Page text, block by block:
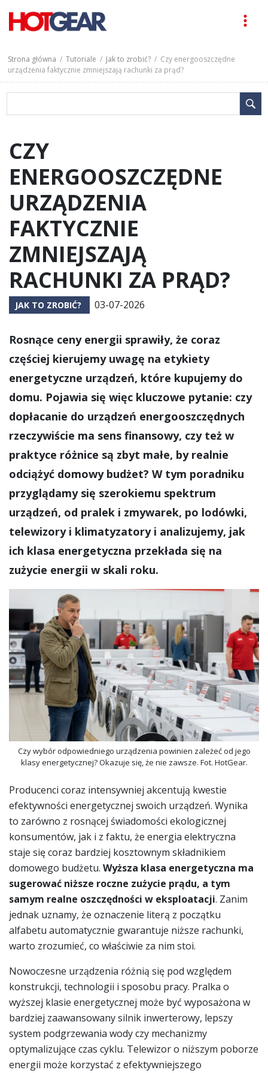
Strona główna /Tutoriale / Jak to zrobić? / Czy energooszczędne
urządzenia faktycznie zmniejszają rachunki za prąd?
CZY
ENERGOOSZCZĘDNE
URZĄDZENIA
FAKTYCZNIE
ZMNIEJSZAJĄ
RACHUNKI ZA PRĄD?
JAK TO ZROBIĆ? 03-07-2026
Rosnące ceny energii sprawiły, że coraz
częściej kierujemy uwagę na etykiety
energetyczne urządzeń, które kupujemy do
domu. Pojawia się więc kluczowe pytanie: czy
dopłacanie do urządzeń energooszczędnych
rzeczywiście ma sens finansowy, czy też w
praktyce różnice są zbyt małe, by realnie
odciążyć domowy budżet? W tym poradniku
przyglądamy się szerokiemu spektrum
urządzeń, od pralek i zmywarek, po lodówki,
telewizory i klimatyzatory i analizujemy, jak
ich klasa energetyczna przekłada się na
zużycie energii w skali roku.
Czy wybór odpowiedniego urządzenia powinien zależeć od jego
klasy energetycznej? Okazuje się, że nie zawsze. Fot. HotGear.
Producenci coraz intensywniej akcentują kwestie
efektywności energetycznej swoich urządzeń. Wynika
to zarówno z rosnącej świadomości ekologicznej
konsumentów, jak i z faktu, że energia elektryczna
staje się coraz bardziej kosztownym składnikiem
domowego budżetu. Wyższa klasa energetyczna ma
sugerować niższe roczne zużycie prądu, a tym
samym realne oszczędności w eksploatacji. Zanim
jednak uznamy, że oznaczenie literą z początku
alfabetu automatycznie gwarantuje niższe rachunki,
warto zrozumieć, co właściwie za nim stoi.
Nowoczesne urządzenia różnią się pod względem
konstrukcji, technologii i sposobu pracy. Pralka o
wyższej klasie energetycznej może być wyposażona w
bardziej zaawansowany silnik inwerterowy, lepszy
system podgrzewania wody czy mechanizmy
optymalizujące czas cyklu. Telewizor o niższym poborze
energii może korzystać z efektywniejszego